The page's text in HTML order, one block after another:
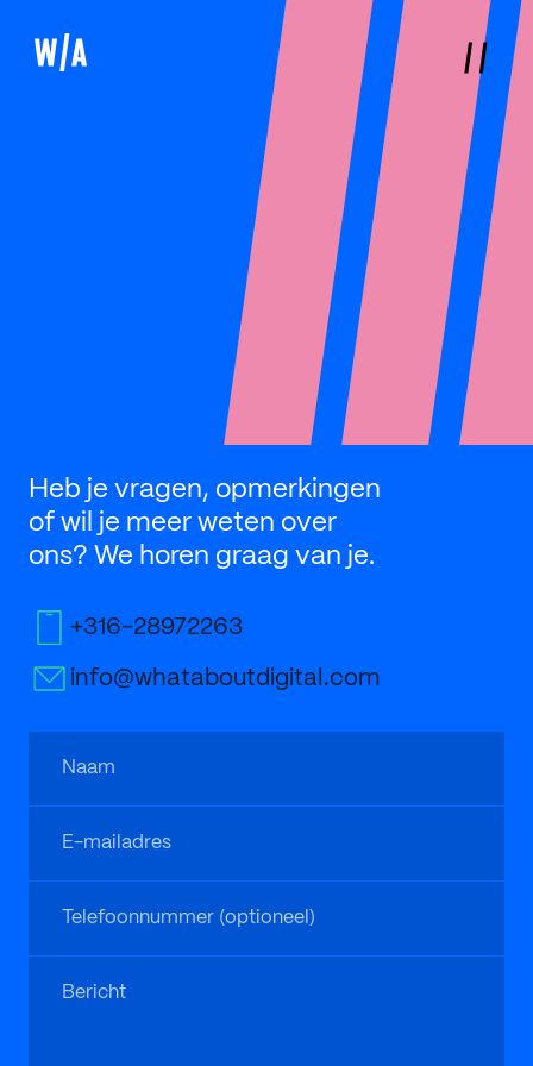
Heb je vragen, opmerkingen
of wil je meer weten over
ons? We horen graag van je.
+‭316-28972263‬
info@whataboutdigital.com